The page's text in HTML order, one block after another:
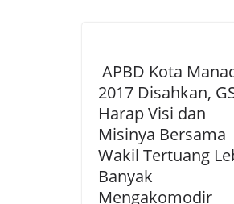
APBD Kota
2017 Disahkan,
Harap Visi dan
Misinya Bersama
Wakil Tertuang
Banyak
Mengakomodir